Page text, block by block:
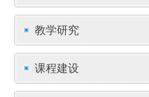
教学研究
课程建设